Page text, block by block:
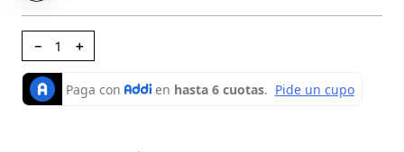
＋
－